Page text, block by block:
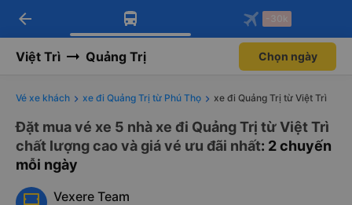
Tải app Vexere ngay!
Nhận ưu đãi thành viên độc
Mở app
Tải app Vexere
-30k/ghế khi đặt vé máy bay qua
Mở app
arrow_back -30k
Việt Trì Quảng Trị Chọn ngày
Vé xe khách xe đi Quảng Trị từ Phú Thọ xe đi Quảng Trị từ Việt Trì
Đặt mua vé xe 5 nhà xe đi Quảng Trị từ Việt Trì
chất lượng cao và giá vé ưu đãi nhất: 2 chuyến
mỗi ngày
Vexere Team